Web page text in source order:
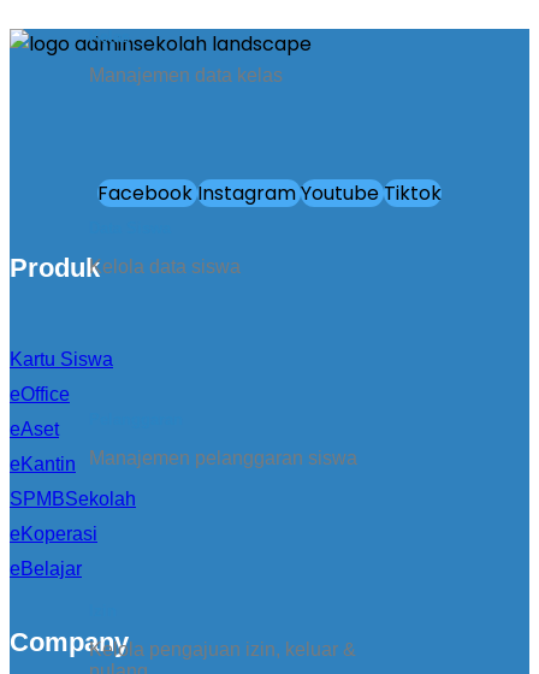
Kelas
Manajemen data kelas
Kelola data siswa
Manajemen pelanggaran siswa
Kelola pengajuan izin, keluar &
FacebookInstagramYoutubeTiktok
Produk
Kartu Siswa
eOffice
eAset
eKantin
SPMBSekolah
eKoperasi
eBelajar
Company